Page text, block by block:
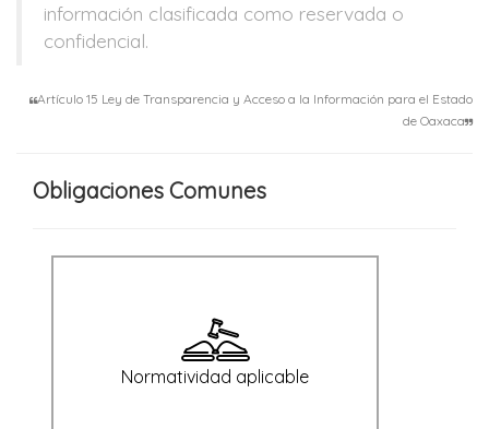
información clasificada como reservada o
confidencial.
Artículo 15 Ley de Transparencia y Acceso a la Información para el Estado
de Oaxaca
Obligaciones Comunes
Normatividad aplicable